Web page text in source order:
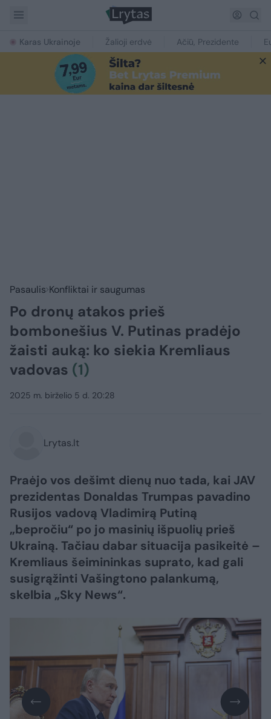
Karas Ukrainoje Žalioji erdvė Ačiū, Prezidente
Pasaulis Konfliktai ir saugumas
Po dronų atakos prieš
bombonešius V. Putinas pradėjo
žaisti auką: ko siekia Kremliaus
vadovas (1)
2025 m. birželio 5 d. 20:28
Lrytas.lt
Praėjo vos dešimt dienų nuo tada, kai JAV
prezidentas Donaldas Trumpas pavadino
Rusijos vadovą Vladimirą Putiną
„bepročiu“ po jo masinių išpuolių prieš
Ukrainą. Tačiau dabar situacija pasikeitė –
Kremliaus šeimininkas suprato, kad gali
susigrąžinti Vašingtono palankumą,
skelbia „Sky News“.